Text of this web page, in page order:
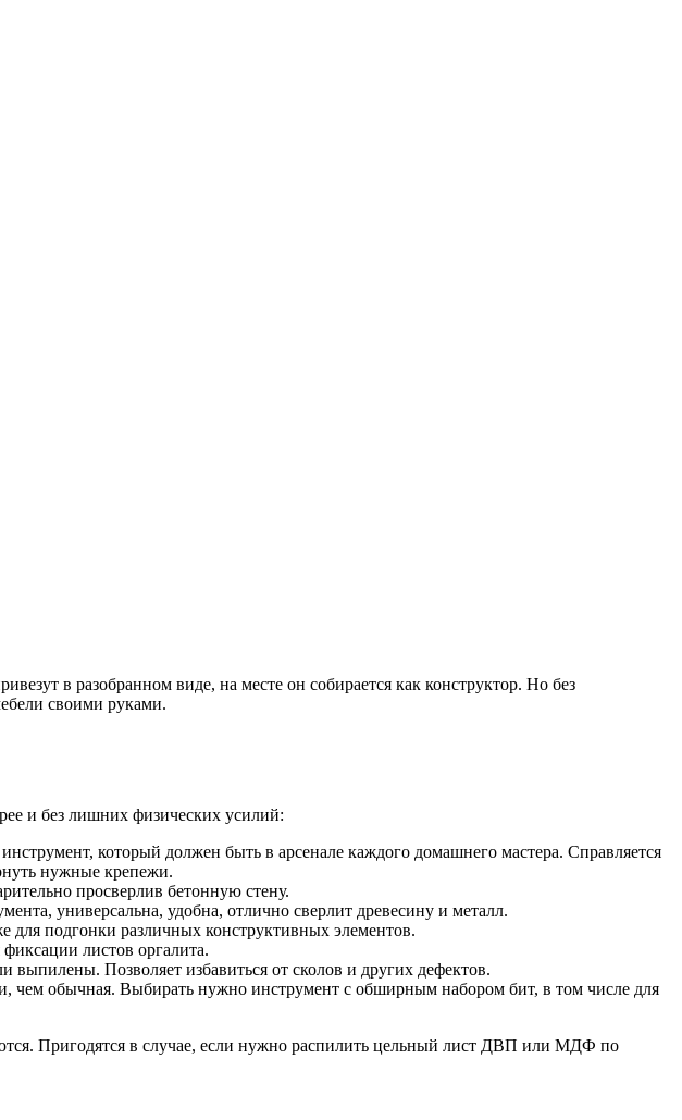
в разобранном виде, на месте он собирается как конструктор. Но без
своими руками.
и без лишних физических усилий:
который должен быть в арсенале каждого домашнего мастера. Справляется
нужные крепежи.
просверлив бетонную стену.
универсальна, удобна, отлично сверлит древесину и металл.
для подгонки различных конструктивных элементов.
листов оргалита.
Позволяет избавиться от сколов и других дефектов.
чем обычная. Выбирать нужно инструмент с обширным набором бит, в том числе для
Пригодятся в случае, если нужно распилить цельный лист ДВП или МДФ по